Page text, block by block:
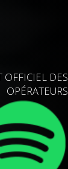
OFFICIEL DES
OPÉRATEURS